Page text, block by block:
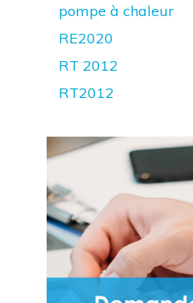
pompe à chaleur
RE2020
RT 2012
RT2012